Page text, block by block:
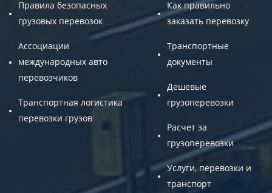
Правила безопасных
грузовых перевозок
Ассоциации
международных авто
перевозчиков
Транспортная логистика
перевозки грузов
Как правильно
заказать перевозку
Транспортные
документы
Дешевые
грузоперевозки
Расчет за
грузоперевозки
Услуги, перевозки и
транспорт